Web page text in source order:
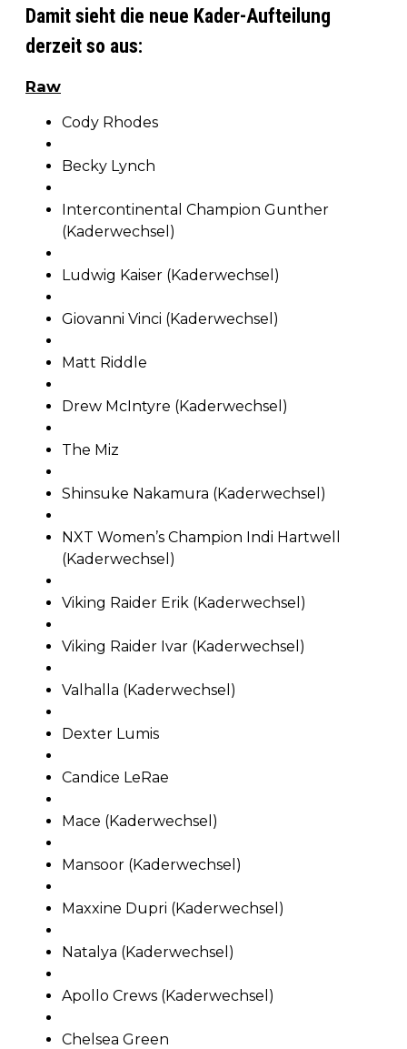
Damit sieht die neue Kader-Aufteilung
derzeit so aus:
Raw
Cody Rhodes
Becky Lynch
Intercontinental Champion Gunther
(Kaderwechsel)
Ludwig Kaiser (Kaderwechsel)
Giovanni Vinci (Kaderwechsel)
Matt Riddle
Drew McIntyre (Kaderwechsel)
The Miz
Shinsuke Nakamura (Kaderwechsel)
NXT Women’s Champion Indi Hartwell
(Kaderwechsel)
Viking Raider Erik (Kaderwechsel)
Viking Raider Ivar (Kaderwechsel)
Valhalla (Kaderwechsel)
Dexter Lumis
Candice LeRae
Mace (Kaderwechsel)
Mansoor (Kaderwechsel)
Maxxine Dupri (Kaderwechsel)
Natalya (Kaderwechsel)
Apollo Crews (Kaderwechsel)
Chelsea Green